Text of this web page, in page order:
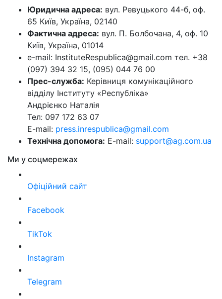
Юридична адреса: вул. Ревуцького 44-б, оф.
65 Київ, Україна, 02140
Фактична адреса: вул. П. Болбочана, 4, оф. 10
Київ, Україна, 01014
e-mail: InstituteRespublica@gmail.com тел. +38
(097) 394 32 15, (095) 044 76 00
Прес-служба: Керівниця комунікаційного
відділу Інституту «Республіка»
Андрієнко Наталія
Тел: 097 172 63 07
E-mail: press.inrespublica@gmail.com
Технічна допомога: E-mail: support@ag.com.ua
Ми у соцмережах
Офіційний сайт
Facebook
TikTok
Instagram
Telegram